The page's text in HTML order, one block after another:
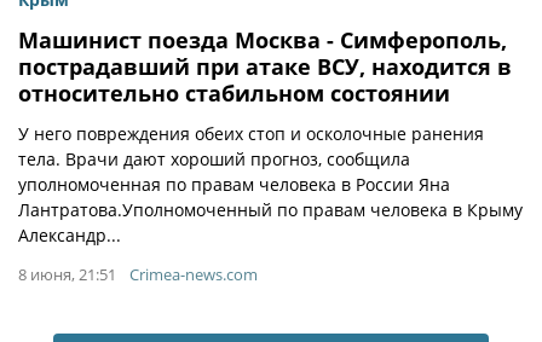
Машинист поезда Москва - Симферополь,
пострадавший при атаке ВСУ, находится в
относительно стабильном состоянии
У него повреждения обеих стоп и осколочные ранения
тела. Врачи дают хороший прогноз, сообщила
уполномоченная по правам человека в России Яна
Лантратова.Уполномоченный по правам человека в Крыму
Александр...
8 июня, 21:51 Crimea-news.com